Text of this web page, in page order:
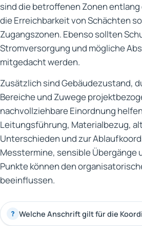
sind die betroffenen Zonen
die Erreichbarkeit von Schächten
Zugangszonen. Ebenso sollten
Stromversorgung und mögliche
mitgedacht werden.
Zusätzlich sind Gebäudezustand,
Bereiche und Zuwege
nachvollziehbare Einordnung
Leitungsführung, Materialbezug,
Unterschieden und zur
Messtermine, sensible Übergänge
Punkte können den
beeinflussen.
? Welche Anschrift gilt für die